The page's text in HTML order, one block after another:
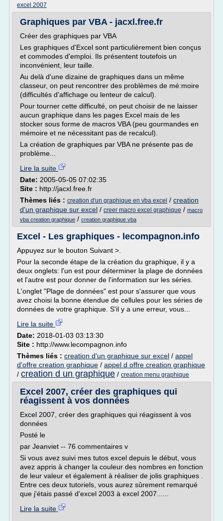
excel 2007
Graphiques par VBA - jacxl.free.fr
Créer des graphiques par VBA
Les graphiques d'Excel sont particulièrement bien conçus
et commodes d'emploi. Ils présentent toutefois un
inconvénient, leur taille.
Au delà d'une dizaine de graphiques dans un même
classeur, on peut rencontrer des problèmes de mé:moire
(difficultés d'affichage ou lenteur de calcul).
Pour tourner cette difficulté, on peut choisir de ne laisser
aucun graphique dans les pages Excel mais de les
stocker sous forme de macros VBA (peu gourmandes en
mémoire et ne nécessitant pas de recalcul).
La création de graphiques par VBA ne présente pas de
problème...
Lire la suite
Date: 2005-05-05 07:02:35
Site : http://jacxl.free.fr
Thèmes liés : creation d'un graphique en vba excel / creation
d'un graphique sur excel / creer macro excel graphique / macro
vba creation graphique / creation graphique vba
Excel - Les graphiques - lecompagnon.info
Appuyez sur le bouton Suivant >.
Pour la seconde étape de la création du graphique, il y a
deux onglets: l'un est pour déterminer la plage de données
et l'autre est pour donner de l'information sur les séries.
L'onglet "Plage de données" est pour s'assurer que vous
avez choisi la bonne étendue de cellules pour les séries de
données de votre graphique. S'il y a une erreur, vous...
Lire la suite
Date: 2018-01-03 03:13:30
Site : http://www.lecompagnon.info
Thèmes liés : creation d'un graphique sur excel / appel
d'offre creation graphique / appel d offre creation graphique
/ creation d un graphique / creation menu graphique
Excel 2007, créer des graphiques qui
réagissent à vos données
Excel 2007, créer des graphiques qui réagissent à vos
données
Posté le
par Jeanviet -- 76 commentaires v
Si vous avez suivi mes tutos excel depuis le début, vous
avez appris à changer la couleur des nombres en fonction
de leur valeur et également à réaliser de jolis graphiques .
Entre ces deux tutoriels, vous aurez sûrement remarqué
que j'étais passé d'excel 2003 à excel 2007......
Lire la suite